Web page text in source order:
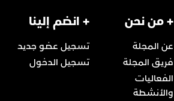
+ من نحن
عن المجلة
فريق المجلة
الفعاليات
والأنشطة
+ انضم إلينا
تسجيل عضو جديد
تسجيل الدخول